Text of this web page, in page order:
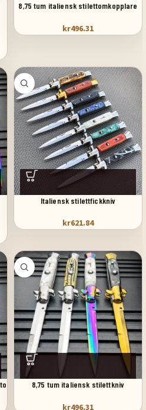
8,75 tum italiensk stilettomkopplare
kr496.31
Italiensk stilettfickkniv
kr621.84
8,75 tum italiensk stilettkniv
kr496.31